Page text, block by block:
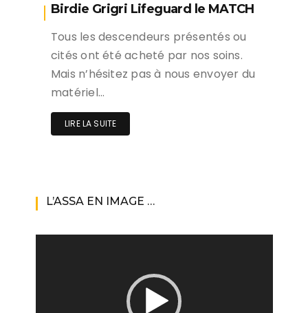
Birdie Grigri Lifeguard le MATCH
Tous les descendeurs présentés ou
cités ont été acheté par nos soins.
Mais n’hésitez pas à nous envoyer du
matériel…
LIRE LA SUITE
L’ASSA EN IMAGE …